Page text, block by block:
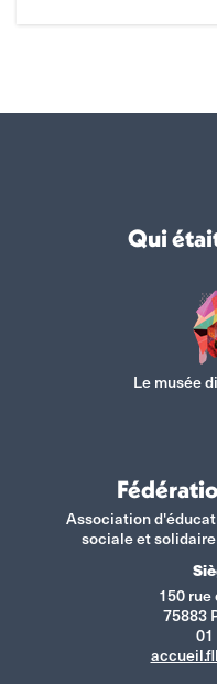
Qui
Le musée
Association
sociale et
150
75883
01